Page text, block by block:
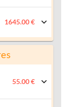
1645.00 €
55.00 €